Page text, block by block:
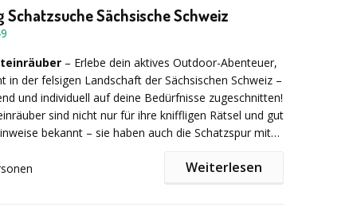
Schatzsuche Sächsische Schweiz
– Erlebe dein aktives Outdoor-Abenteuer,
in der felsigen Landschaft der Sächsischen Schweiz –
und individuell auf deine Bedürfnisse zugeschnitten!
sind nicht nur für ihre kniffligen Rätsel und gut
bekannt – sie haben auch die Schatzspur mit
Weiterlesen